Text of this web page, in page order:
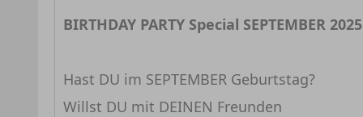
BIRTHDAY PARTY Special SEPTEMBER 2025
Hast DU im SEPTEMBER Geburtstag?
Willst DU mit DEINEN Freunden